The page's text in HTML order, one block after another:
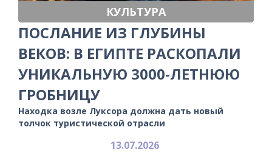
КУЛЬТУРА
ПОСЛАНИЕ ИЗ ГЛУБИНЫ
ВЕКОВ: В ЕГИПТЕ РАСКОПАЛИ
УНИКАЛЬНУЮ 3000-ЛЕТНЮЮ
ГРОБНИЦУ
Находка возле Луксора должна дать новый
толчок туристической отрасли
13.07.2026